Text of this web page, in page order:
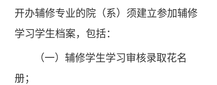
开办辅修专业的院（系）须建立参加辅修
学习学生档案，包括：
（一）辅修学生学习审核录取花名
册；